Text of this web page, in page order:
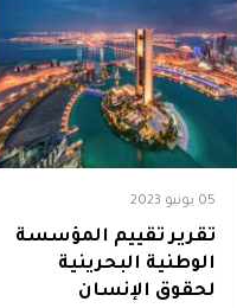
05 يونيو 2023
تقرير تقييم المؤسسة
الوطنية البحرينية
لحقوق الإنسان